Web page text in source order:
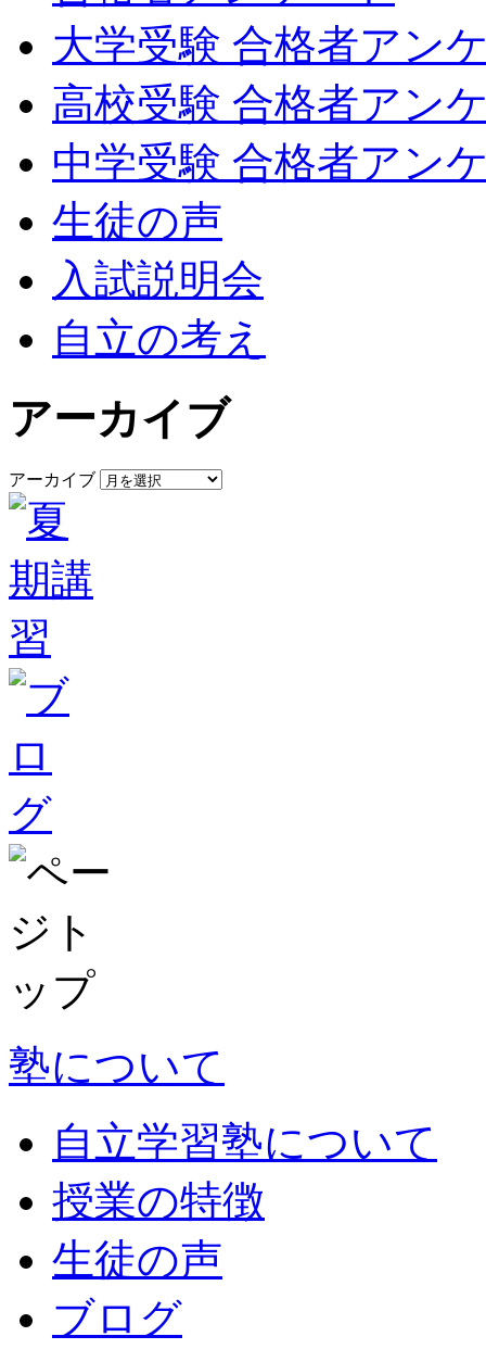
大学受験 合格者アン
高校受験 合格者アン
中学受験 合格者アン
生徒の声
入試説明会
自立の考え
アーカイブ
アーカイブ
塾について
自立学習塾について
授業の特徴
生徒の声
ブログ